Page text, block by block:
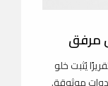
يُثبت خلو
موثوقة.